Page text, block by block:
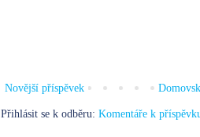
Novější příspěvek
Přihlásit se k odběru: Komentáře k